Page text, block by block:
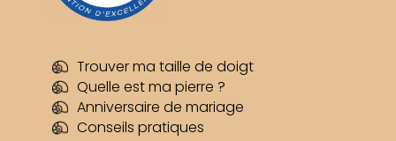
Trouver ma taille de doigt
Quelle est ma pierre ?
Anniversaire de mariage
Conseils pratiques